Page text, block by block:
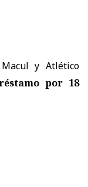
y Atlético
por 18